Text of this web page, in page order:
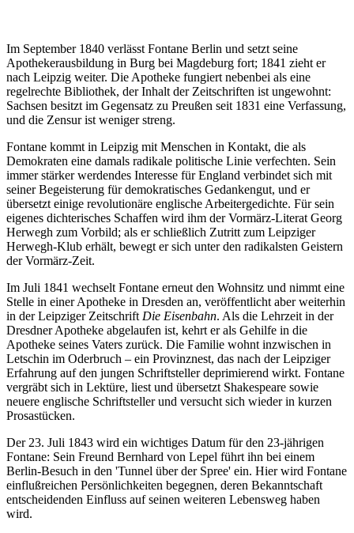
Im September 1840 verlässt Fontane Berlin und setzt seine
Apothekerausbildung in Burg bei Magdeburg fort; 1841 zieht er
nach Leipzig weiter. Die Apotheke fungiert nebenbei als eine
regelrechte Bibliothek, der Inhalt der Zeitschriften ist ungewohnt:
Sachsen besitzt im Gegensatz zu Preußen seit 1831 eine Verfassung,
und die Zensur ist weniger streng.
Fontane kommt in Leipzig mit Menschen in Kontakt, die als
Demokraten eine damals radikale politische Linie verfechten. Sein
immer stärker werdendes Interesse für England verbindet sich mit
seiner Begeisterung für demokratisches Gedankengut, und er
übersetzt einige revolutionäre englische Arbeitergedichte. Für sein
eigenes dichterisches Schaffen wird ihm der Vormärz-Literat Georg
Herwegh zum Vorbild; als er schließlich Zutritt zum Leipziger
Herwegh-Klub erhält, bewegt er sich unter den radikalsten Geistern
der Vormärz-Zeit.
Im Juli 1841 wechselt Fontane erneut den Wohnsitz und nimmt eine
Stelle in einer Apotheke in Dresden an, veröffentlicht aber weiterhin
in der Leipziger ZeitschriftDie Eisenbahn. Als die Lehrzeit in der
Dresdner Apotheke abgelaufen ist, kehrt er als Gehilfe in die
Apotheke seines Vaters zurück. Die Familie wohnt inzwischen in
Letschin im Oderbruch – ein Provinznest, das nach der Leipziger
Erfahrung auf den jungen Schriftsteller deprimierend wirkt. Fontane
vergräbt sich in Lektüre, liest und übersetzt Shakespeare sowie
neuere englische Schriftsteller und versucht sich wieder in kurzen
Prosastücken.
Der 23. Juli 1843 wird ein wichtiges Datum für den 23-jährigen
Fontane: Sein Freund Bernhard von Lepel führt ihn bei einem
Berlin-Besuch in den 'Tunnel über der Spree' ein. Hier wird Fontane
einflußreichen Persönlichkeiten begegnen, deren Bekanntschaft
entscheidenden Einfluss auf seinen weiteren Lebensweg haben
wird.